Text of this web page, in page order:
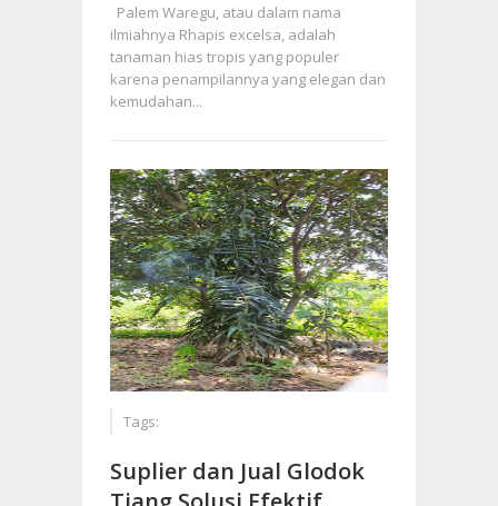
Palem Waregu, atau dalam nama
ilmiahnya Rhapis excelsa, adalah
tanaman hias tropis yang populer
karena penampilannya yang elegan dan
kemudahan...
Tags:
Suplier dan Jual Glodok